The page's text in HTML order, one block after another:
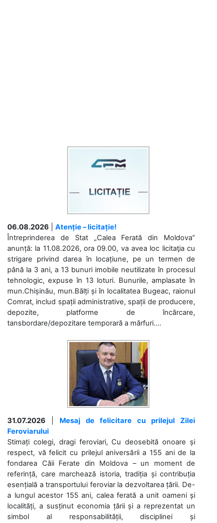
06.08.2026
Atenție – licitație!
Întreprinderea de Stat „Calea Ferată din Moldova”
anunță: la 11.08.2026, ora 09.00, va avea loc licitaţia cu
strigare privind darea în locațiune, pe un termen de
până la 3 ani, a 13 bunuri imobile neutilizate în procesul
tehnologic, expuse în 13 loturi. Bunurile, amplasate în
mun.Chișinău, mun.Bălți și în localitatea Bugeac, raionul
Comrat, includ spații administrative, spații de producere,
depozite, platforme de încărcare,
tansbordare/depozitare temporară a mărfuri....
31.07.2026
Mesaj de felicitare cu prilejul Zilei
Feroviarului
Stimați colegi, dragi feroviari, Cu deosebită onoare și
respect, vă felicit cu prilejul aniversării a 155 ani de la
fondarea Căii Ferate din Moldova – un moment de
referință, care marchează istoria, tradiția și contribuția
esențială a transportului feroviar la dezvoltarea țării. De-
a lungul acestor 155 ani, calea ferată a unit oameni și
localități, a susținut economia țării și a reprezentat un
simbol al responsabilității, disciplinei și